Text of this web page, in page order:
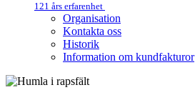
121 års erfarenhet
Organisation
Kontakta oss
Historik
Information om kundfakturor